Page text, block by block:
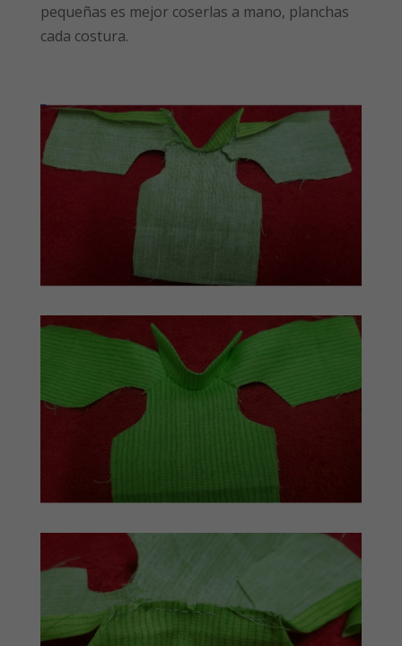
pequeñas es mejor coserlas a mano, planchas
cada costura.